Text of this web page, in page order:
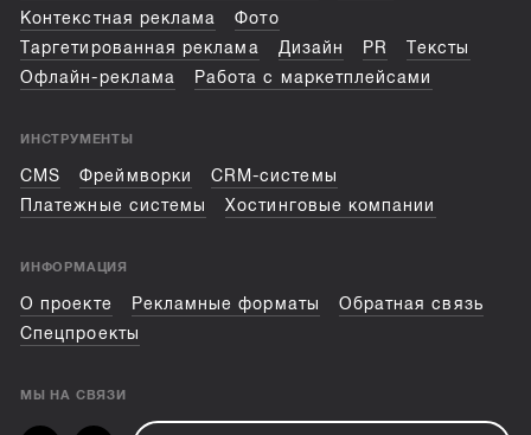
Контекстная реклама
Фото
Таргетированная реклама
Дизайн PR
Тексты
Офлайн-реклама
Работа с маркетплейсами
ИНСТРУМЕНТЫ
CMS Фреймворки
CRM-системы
Платежные системы
Хостинговые компании
ИНФОРМАЦИЯ
О проекте Рекламные форматы
Обратная связь
Спецпроекты
МЫ НА СВЯЗИ